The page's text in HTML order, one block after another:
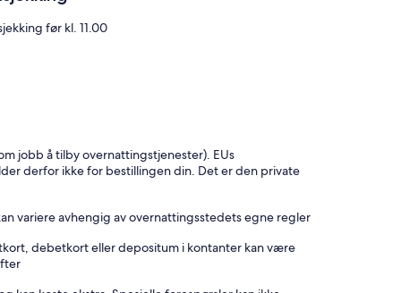
før kl. 11.00
jobb å tilby overnattingstjenester). EUs
derfor ikke for bestillingen din. Det er den private
variere avhengig av overnattingsstedets egne regler
debetkort eller depositum i kontanter kan være